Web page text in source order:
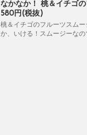
なかなか！ 桃＆イチゴ
580円(税抜)
桃＆イチゴのフルーツスム
か、いける！スムージーなの